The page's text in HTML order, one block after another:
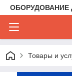
ОБОРУДОВАНИЕ
Товары и